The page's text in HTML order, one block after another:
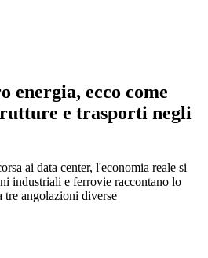
energia, ecco come
e trasporti negli
ai data center, l'economia reale si
industriali e ferrovie raccontano lo
tre angolazioni diverse